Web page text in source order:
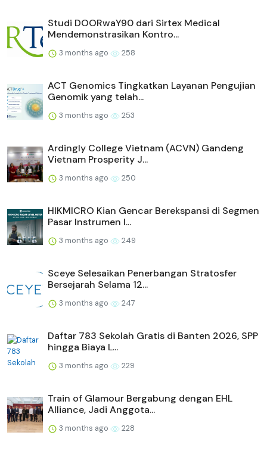
Studi DOORwaY90 dari Sirtex Medical
Mendemonstrasikan Kontro...
3 months ago 258
ACT Genomics Tingkatkan Layanan Pengujian
Genomik yang telah...
3 months ago 253
Ardingly College Vietnam (ACVN) Gandeng
Vietnam Prosperity J...
3 months ago 250
HIKMICRO Kian Gencar Berekspansi di Segmen
Pasar Instrumen I...
3 months ago 249
Sceye Selesaikan Penerbangan Stratosfer
Bersejarah Selama 12...
3 months ago 247
Daftar 783 Sekolah Gratis di Banten 2026, SPP
hingga Biaya L...
3 months ago 229
Train of Glamour Bergabung dengan EHL
Alliance, Jadi Anggota...
3 months ago 228